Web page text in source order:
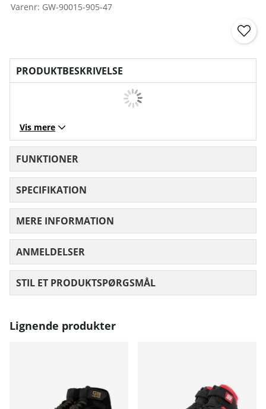
Varenr: GW-90015-905-47
PRODUKTBESKRIVELSE
Vis mere
FUNKTIONER
SPECIFIKATION
MERE INFORMATION
ANMELDELSER
STIL ET PRODUKTSPØRGSMÅL
Lignende produkter